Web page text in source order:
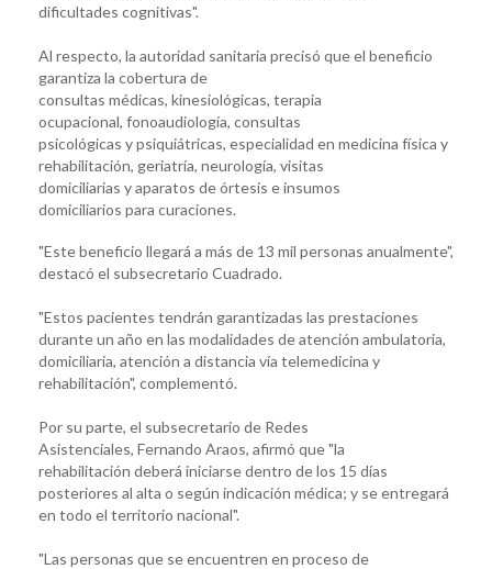
dificultades cognitivas".
Al respecto, la autoridad sanitaria precisó que el beneficio
garantiza la cobertura de
consultas médicas, kinesiológicas, terapia
ocupacional, fonoaudiología, consultas
psicológicas y psiquiátricas, especialidad en medicina física y
rehabilitación, geriatría, neurología, visitas
domiciliarias y aparatos de órtesis e insumos
domiciliarios para curaciones.
"Este beneficio llegará a más de 13 mil personas anualmente",
destacó el subsecretario Cuadrado.
"Estos pacientes tendrán garantizadas las prestaciones
durante un año en las modalidades de atención ambulatoria,
domiciliaria, atención a distancia vía telemedicina y
rehabilitación", complementó.
Por su parte, el subsecretario de Redes
Asistenciales, Fernando Araos, afirmó que "la
rehabilitación deberá iniciarse dentro de los 15 días
posteriores al alta o según indicación médica; y se entregará
en todo el territorio nacional".
"Las personas que se encuentren en proceso de